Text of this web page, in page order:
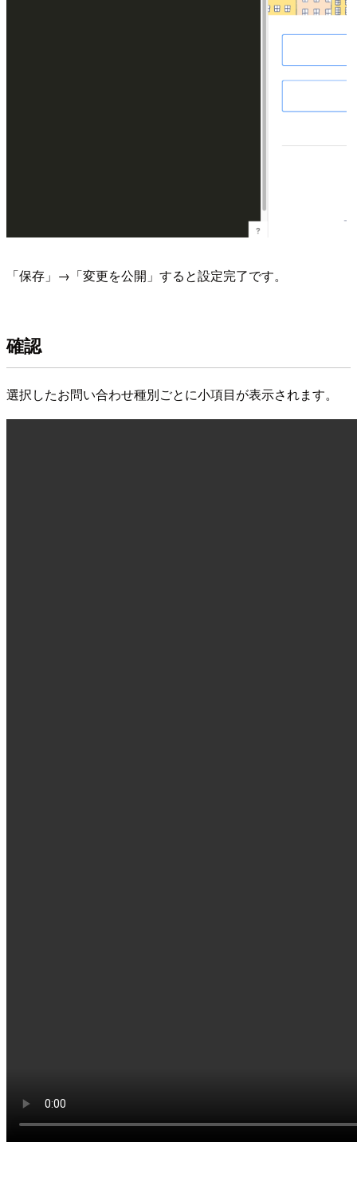
「保存」→「変更を公開」すると設定完了です。
確認
選択したお問い合わせ種別ごとに小項目が表示されます。